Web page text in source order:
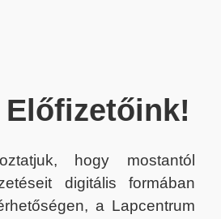
Előfizetőink!
hogy mostantól
digitális formában
a Lapcentrum